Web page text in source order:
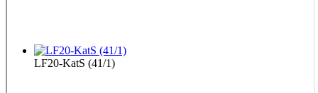
LF20-KatS (41/1)